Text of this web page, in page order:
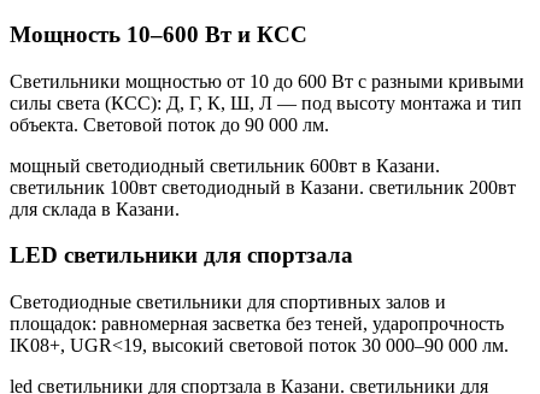
Мощность 10–600 Вт и КСС
Светильники мощностью от 10 до 600 Вт с разными кривыми
силы света (КСС): Д, Г, К, Ш, Л — под высоту монтажа и тип
объекта. Световой поток до 90 000 лм.
мощный светодиодный светильник 600вт в Казани.
светильник 100вт светодиодный в Казани. светильник 200вт
для склада в Казани.
LED светильники для спортзала
Светодиодные светильники для спортивных залов и
площадок: равномерная засветка без теней, ударопрочность
IK08+, UGR<19, высокий световой поток 30 000–90 000 лм.
led светильники для спортзала в Казани. светильники для